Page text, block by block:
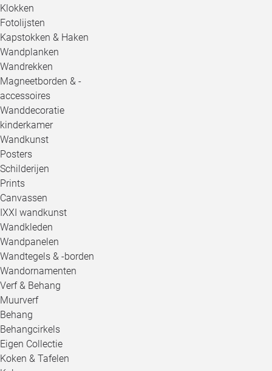
Klokken
Fotolijsten
Kapstokken & Haken
Wandplanken
Wandrekken
Magneetborden & -
accessoires
Wanddecoratie
kinderkamer
Wandkunst
Posters
Schilderijen
Prints
Canvassen
IXXI wandkunst
Wandkleden
Wandpanelen
Wandtegels & -borden
Wandornamenten
Verf & Behang
Muurverf
Behang
Behangcirkels
Eigen Collectie
Koken & Tafelen